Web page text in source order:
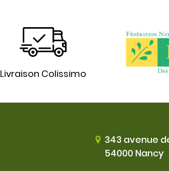
Livraison Colissimo
343 avenue
54000 Nancy